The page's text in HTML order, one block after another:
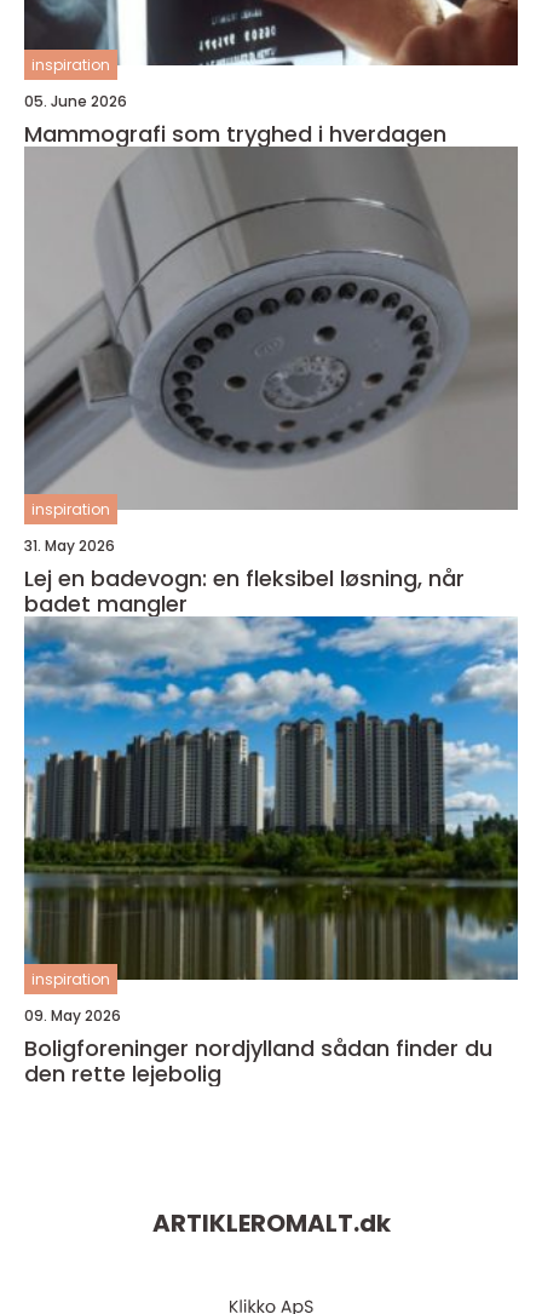
inspiration
05. June 2026
Mammografi som tryghed i hverdagen
inspiration
31. May 2026
Lej en badevogn: en fleksibel løsning, når
badet mangler
inspiration
09. May 2026
Boligforeninger nordjylland sådan finder du
den rette lejebolig
ARTIKLEROMALT.dk